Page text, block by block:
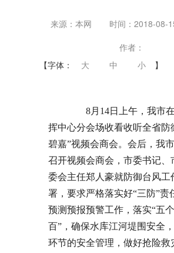
来源：本网
时间：2018-08-
作者：
【字体：
大 中 小 】
8月14日上午，我市
挥中心分会场收看收听全省防
碧嘉”视频会商会。会后，我
召开视频会商会，市委书记、
委会主任郑人豪就防御台风工
署，要求严格落实好“三防”责
预测预报预警工作，落实“五
百”，确保水库江河堤围安全
环节的安全管理，做好抢险救